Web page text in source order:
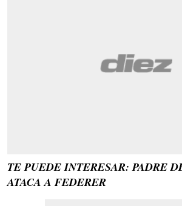
TE PUEDE INTERESAR: PADRE
ATACA A FEDERER